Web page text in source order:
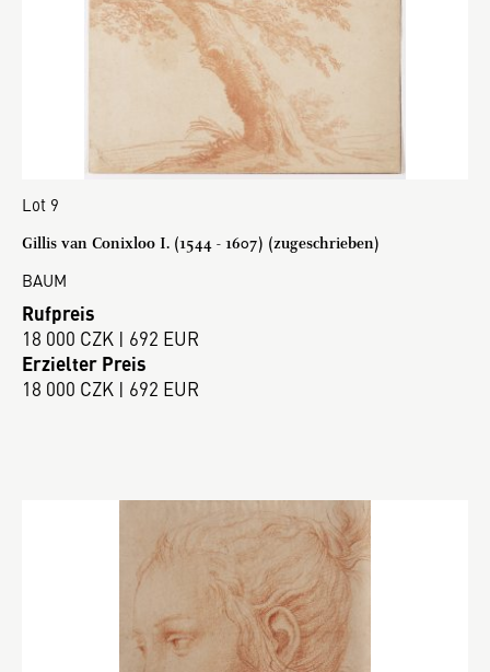
Lot 9
Gillis van Conixloo I. (1544 - 1607) (zugeschrieben)
BAUM
Rufpreis
18 000 CZK | 692 EUR
Erzielter Preis
18 000 CZK | 692 EUR